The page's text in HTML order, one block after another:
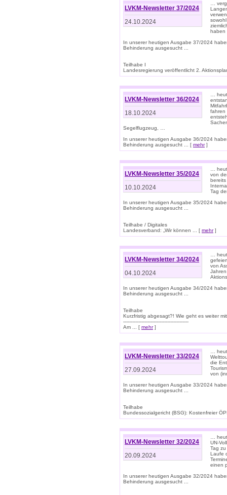
LVKM-Newsletter 37/2024
24.10.2024
…
In unserer heutigen Ausgabe 37/2024
Behinderung ausgesucht ...
Teilhabe I
Landesregierung veröffentlicht 2.
LVKM-Newsletter 36/2024
18.10.2024
…
fahren
Segelflugzeug, …
In unserer heutigen Ausgabe 36/2024
Behinderung ausgesucht ... [ mehr]
LVKM-Newsletter 35/2024
10.10.2024
…
von
bereits
Tag
In unserer heutigen Ausgabe 35/2024
Behinderung ausgesucht ...
Teilhabe / Digitales
Landesverband: „Wir können ... [ mehr]
LVKM-Newsletter 34/2024
04.10.2024
…
von
In unserer heutigen Ausgabe 34/2024
Behinderung ausgesucht ...
Teilhabe
Kurzfristig abgesagt?! Wie geht es weiter
-------------------------------------------
Am ... [ mehr]
LVKM-Newsletter 33/2024
27.09.2024
…
die
von
In unserer heutigen Ausgabe 33/2024
Behinderung ausgesucht ...
Teilhabe
Bundessozialgericht (BSG): Kostenfreier
LVKM-Newsletter 32/2024
20.09.2024
…
UN-
Tag
Laufe
einen
In unserer heutigen Ausgabe 32/2024
Behinderung ausgesucht ...